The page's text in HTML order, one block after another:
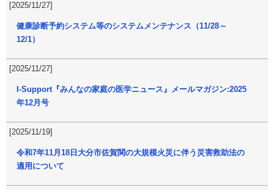
[2025/11/27]
健康診断予約システム等のシステムメンテナンス（11/28～
12/1）
[2025/11/27]
I-Support『みんなの家庭の医学ニュース』メールマガジン:2025
年12月号
[2025/11/19]
令和7年11月18日大分市佐賀関の大規模火災に伴う災害救助法の
適用について